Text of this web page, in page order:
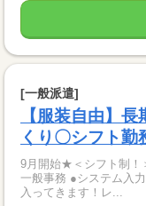
[一般派遣]
【服装自由】
くり〇シフト
9月開始★＜シフト制
一般事務 ●システム入力（注文の受付☆）→ネット・TELから注文が
入ってきます！レ...